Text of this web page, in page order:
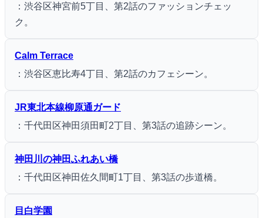
：渋谷区神宮前5丁目、第2話のファッションチェッ
ク。
Calm Terrace
：渋谷区恵比寿4丁目、第2話のカフェシーン。
JR東北本線柳原通ガード
：千代田区神田須田町2丁目、第3話の追跡シーン。
神田川の神田ふれあい橋
：千代田区神田佐久間町1丁目、第3話の歩道橋。
目白学園